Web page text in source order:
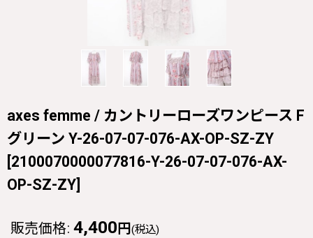
axes femme / カントリーローズワンピース F
グリーン Y-26-07-07-076-AX-OP-SZ-ZY
[2100070000077816-Y-26-07-07-076-AX-
OP-SZ-ZY]
販売価格: 4,400 円 (税込)